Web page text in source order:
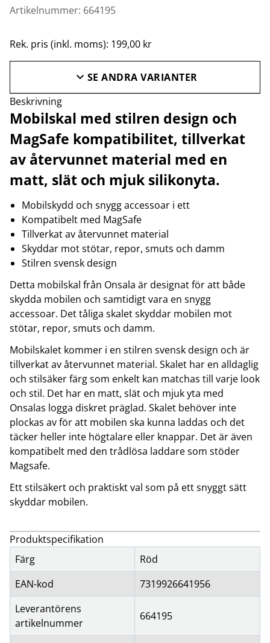
Artikelnummer: 664195
Rek. pris (inkl. moms): 199,00 kr
SE ANDRA VARIANTER
Beskrivning
Mobilskal med stilren design och
MagSafe kompatibilitet, tillverkat
av återvunnet material med en
matt, slät och mjuk silikonyta.
Mobilskydd och snygg accessoar i ett
Kompatibelt med MagSafe
Tillverkat av återvunnet material
Skyddar mot stötar, repor, smuts och damm
Stilren svensk design
Detta mobilskal från Onsala är designat för att både
skydda mobilen och samtidigt vara en snygg
accessoar. Det tåliga skalet skyddar mobilen mot
stötar, repor, smuts och damm.
Mobilskalet kommer i en stilren svensk design och är
tillverkat av återvunnet material. Skalet har en alldaglig
och stilsäker färg som enkelt kan matchas till varje look
och stil. Det har en matt, slät och mjuk yta med
Onsalas logga diskret präglad. Skalet behöver inte
plockas av för att mobilen ska kunna laddas och det
täcker heller inte högtalare eller knappar. Det är även
kompatibelt med den trådlösa laddare som stöder
Magsafe.
Ett stilsäkert och praktiskt val som på ett snyggt sätt
skyddar mobilen.
Produktspecifikation
Färg
Röd
EAN-kod
7319926641956
Leverantörens
artikelnummer
664195